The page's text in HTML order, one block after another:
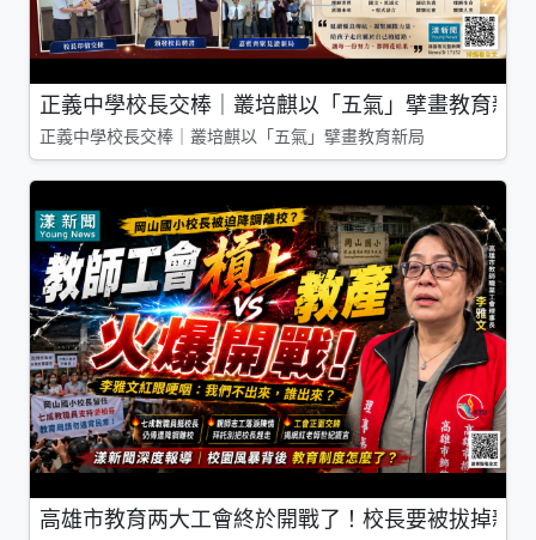
正義中學校長交棒｜叢培麒以「五氣」擘畫教育新局
正義中學校長交棒｜叢培麒以「五氣」擘畫教育新局
高雄市教育两大工會終於開戰了！校長要被拔掉親